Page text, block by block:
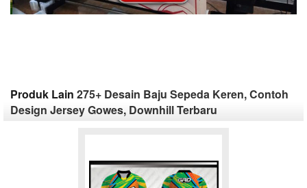
Produk Lain 275+ Desain Baju Sepeda Keren, Contoh
Design Jersey Gowes, Downhill Terbaru